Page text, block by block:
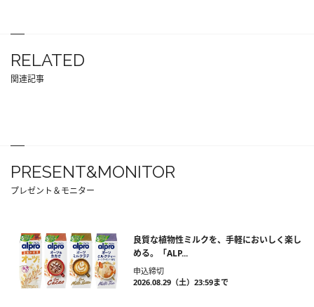
RELATED
関連記事
PRESENT&MONITOR
プレゼント＆モニター
良質な植物性ミルクを、手軽においしく楽し
める。「ALP...
申込締切
2026.08.29（土）23:59まで